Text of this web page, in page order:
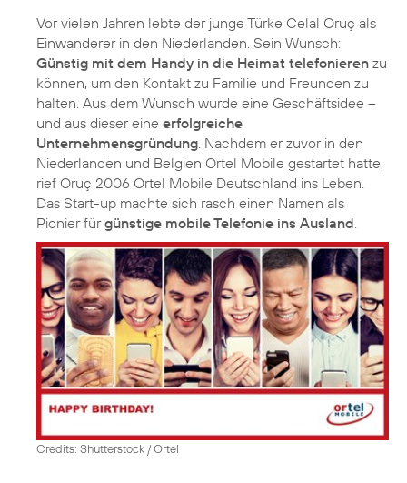
Vor vielen Jahren lebte der junge Türke Celal Oruç als
Einwanderer in den Niederlanden. Sein Wunsch:
Günstig mit dem Handy in die Heimat telefonieren zu
können, um den Kontakt zu Familie und Freunden zu
halten. Aus dem Wunsch wurde eine Geschäftsidee –
und aus dieser eine erfolgreiche
Unternehmensgründung . Nachdem er zuvor in den
Niederlanden und Belgien Ortel Mobile gestartet hatte,
rief Oruç 2006 Ortel Mobile Deutschland ins Leben.
Das Start-up machte sich rasch einen Namen als
Pionier fürgünstige mobile Telefonie ins Ausland
Credits: Shutterstock / Ortel